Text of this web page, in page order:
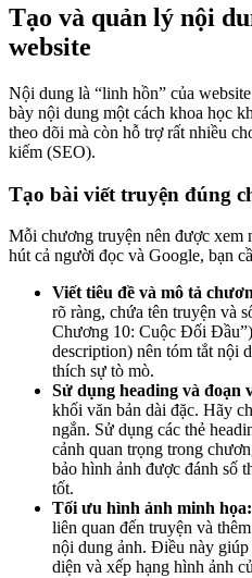
Tạo và quản lý nội
website
Nội dung là “linh hồn” của
bày nội dung một cách khoa học
theo dõi mà còn hỗ trợ rất nhiều
kiếm (SEO).
Tạo bài viết truyện đúng
Mỗi chương truyện nên được
hút cả người đọc và Google, bạn
Viết tiêu đề và mô tả
rõ ràng, chứa tên truyện và
Chương 10: Cuộc Đối
description) nên tóm tắt nội
thích sự tò mò.
Sử dụng heading và đoạn
khối văn bản dài đặc. Hãy
ngắn. Sử dụng các thẻ
cảnh quan trọng trong
bảo hình ảnh được đánh số
tốt.
Tối ưu hình ảnh minh họa:
liên quan đến truyện và
nội dung ảnh. Điều này
diện và xếp hạng hình ảnh